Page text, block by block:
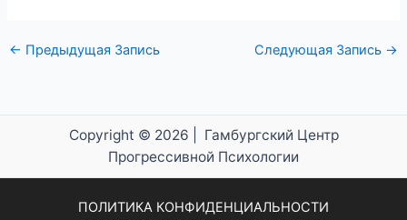
← Предыдущая Запись Следующая Запись →
Copyright © 2026 | Гамбургский Центр
Прогрессивной Психологии
ПОЛИТИКА КОНФИДЕНЦИАЛЬНОСТИ